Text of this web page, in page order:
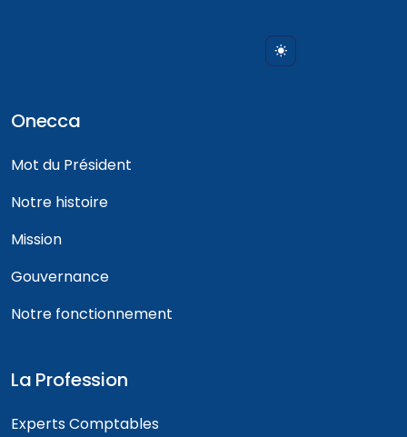
Onecca
Mot du Président
Notre histoire
Mission
Gouvernance
Notre fonctionnement
La Profession
Experts Comptables